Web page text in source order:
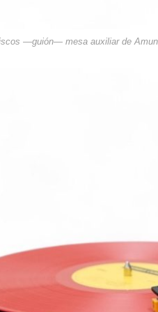
—guión— mesa auxiliar de